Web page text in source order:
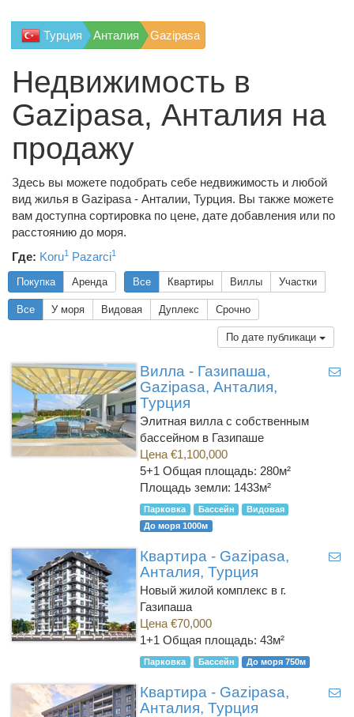
Турция Анталия Gazipasa
Недвижимость в
Gazipasa, Анталия на
продажу
Здесь вы можете подобрать себе недвижимость и любой
вид жилья в Gazipasa - Анталии, Турция. Вы также можете
вам доступна сортировка по цене, дате добавления или по
расстоянию до моря.
Где: Koru1 Pazarci1
Покупка Аренда Все Квартиры Виллы Участки
Все У моря Видовая Дуплекс Срочно
По дате публикаци
Вилла - Газипаша,
Gazipasa, Анталия,
Турция
Элитная вилла с собственным
бассейном в Газипаше
Цена €1,100,000
5+1 Общая площадь: 280м²
Площадь земли: 1433м²
Парковка Бассейн
Видовая
До моря 1000м
Квартира - Gazipasa,
Анталия, Турция
Новый жилой комплекс в г.
Газипаша
Цена €70,000
1+1 Общая площадь: 43м²
Парковка Бассейн До моря 750м
Квартира - Gazipasa,
Анталия, Турция